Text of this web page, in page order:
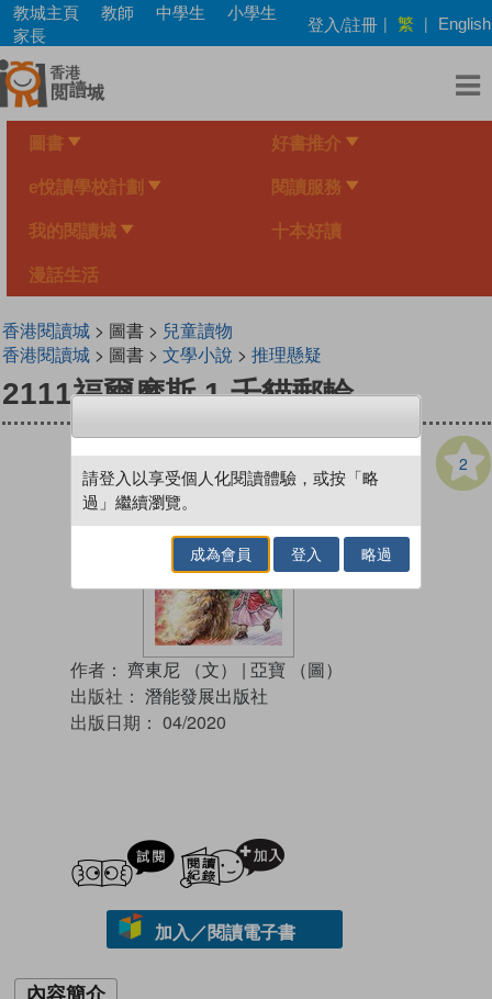
Skip
main
content
教城主頁 教師 中學生
小學生
家長
登入/註冊 | 繁 | English
圖書 好書推介
e悅讀學校計劃 閱讀服務
我的閱讀城 十本好讀
漫話生活
香港閱讀城> 圖書 > 兒童讀物
香港閱讀城> 圖書 > 文學小說 > 推理懸疑
2111福爾摩斯 1 千貓郵輪
2
作者： 齊東尼 （文） | 亞寶 （圖）
出版社： 潛能發展出版社
出版日期： 04/2020
試閲
加入／閱讀電子書
內容簡介
請登入以享受個人化閱讀體驗，或按「略
過」繼續瀏覽。
成為會員 登入 略過